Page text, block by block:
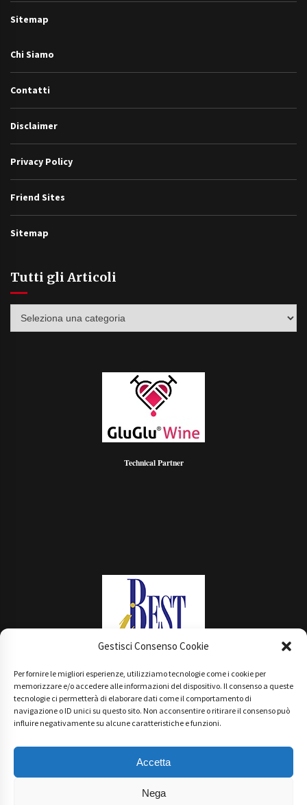
Gestisci Consenso Cookie
Per fornire le migliori esperienze, utilizziamo tecnologie come i cookie per
memorizzare e/o accedere alle informazioni del dispositivo. Il consenso a queste
tecnologie ci permetterà di elaborare dati come il comportamento di
navigazione o ID unici su questo sito. Non acconsentire o ritirare il consenso può
influire negativamente su alcune caratteristiche e funzioni.
Accetta
Nega
Sitemap
Chi Siamo
Contatti
Disclaimer
Privacy Policy
Friend Sites
Sitemap
Tutti gli Articoli
Technical Partner
Main Partner